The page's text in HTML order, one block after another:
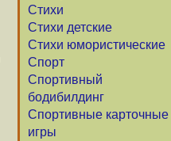
Стихи
Стихи детские
Стихи юмористические
Спорт
Спортивный
бодибилдинг
Спортивные карточные
игры